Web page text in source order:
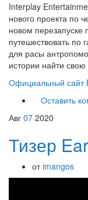
Interplay
нового проекта по
новом перезапуске
путешествовать по
для расы
истории найти
Официальный сайт
Оставить
Авг 07 2020
Тизер
отimangos